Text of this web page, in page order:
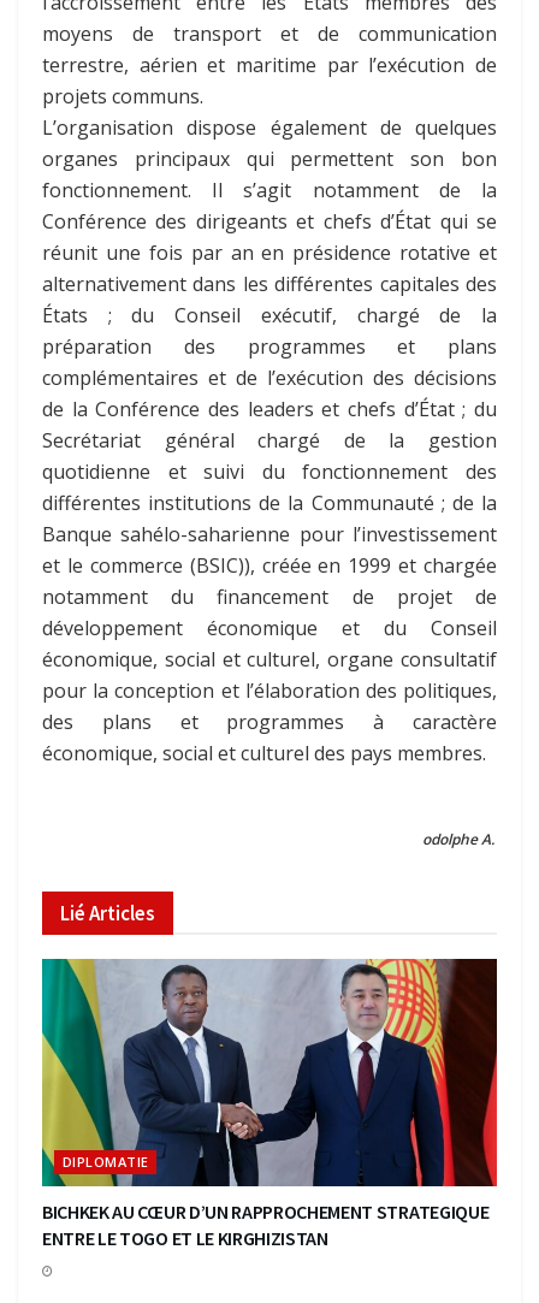
moyens de transport et de communication
terrestre, aérien et maritime par l’exécution de
projets communs.
L’organisation dispose également de quelques
organes principaux qui permettent son bon
fonctionnement. Il s’agit notamment de la
Conférence des dirigeants et chefs d’État qui se
réunit une fois par an en présidence rotative et
alternativement dans les différentes capitales des
États ; du Conseil exécutif, chargé de la
préparation des programmes et plans
complémentaires et de l’exécution des décisions
de la Conférence des leaders et chefs d’État ; du
Secrétariat général chargé de la gestion
quotidienne et suivi du fonctionnement des
différentes institutions de la Communauté ; de la
Banque sahélo-saharienne pour l’investissement
et le commerce (BSIC)), créée en 1999 et chargée
notamment du financement de projet de
développement économique et du Conseil
économique, social et culturel, organe consultatif
pour la conception et l’élaboration des politiques,
des plans et programmes à caractère
économique, social et culturel des pays membres.
odolphe A.
LiéArticles
DIPLOMATIE
BICHKEK AU CŒUR D’UN RAPPROCHEMENT STRATEGIQUE
ENTRE LE TOGO ET LE KIRGHIZISTAN